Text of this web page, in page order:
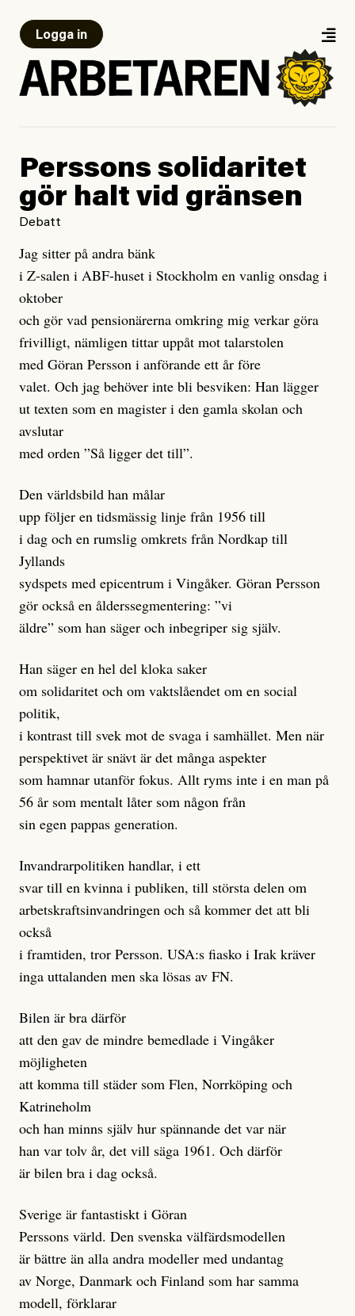
Logga in
Perssons solidaritet
gör halt vid gränsen
Debatt
Jag sitter på andra bänk
i Z-salen i ABF-huset i Stockholm en vanlig onsdag i
oktober
och gör vad pensionärerna omkring mig verkar göra
frivilligt, nämligen tittar uppåt mot talarstolen
med Göran Persson i anförande ett år före
valet. Och jag behöver inte bli besviken: Han lägger
ut texten som en magister i den gamla skolan och
avslutar
med orden ”Så ligger det till”.
Den världsbild han målar
upp följer en tidsmässig linje från 1956 till
i dag och en rumslig omkrets från Nordkap till
Jyllands
sydspets med epicentrum i Vingåker. Göran Persson
gör också en ålderssegmentering: ”vi
äldre” som han säger och inbegriper sig själv.
Han säger en hel del kloka saker
om solidaritet och om vaktslåendet om en social
politik,
i kontrast till svek mot de svaga i samhället. Men när
perspektivet är snävt är det många aspekter
som hamnar utanför fokus. Allt ryms inte i en man på
56 år som mentalt låter som någon från
sin egen pappas generation.
Invandrarpolitiken handlar, i ett
svar till en kvinna i publiken, till största delen om
arbetskraftsinvandringen och så kommer det att bli
också
i framtiden, tror Persson. USA:s fiasko i Irak kräver
inga uttalanden men ska lösas av FN.
Bilen är bra därför
att den gav de mindre bemedlade i Vingåker
möjligheten
att komma till städer som Flen, Norrköping och
Katrineholm
och han minns själv hur spännande det var när
han var tolv år, det vill säga 1961. Och därför
är bilen bra i dag också.
Sverige är fantastiskt i Göran
Perssons värld. Den svenska välfärdsmodellen
är bättre än alla andra modeller med undantag
av Norge, Danmark och Finland som har samma
modell, förklarar